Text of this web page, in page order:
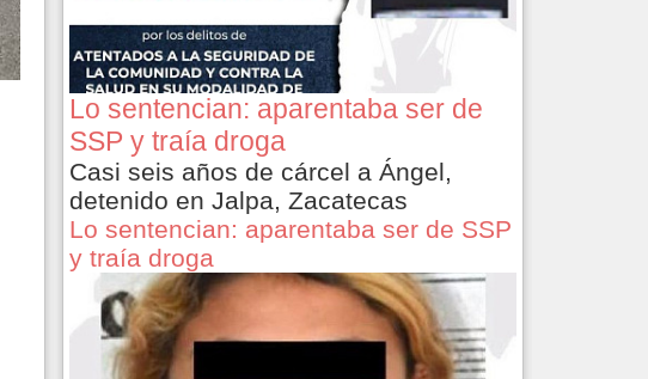
Lo sentencian: aparentaba ser de
SSP y traía droga
Casi seis años de cárcel a Ángel,
detenido en Jalpa, Zacatecas
Lo sentencian: aparentaba ser de SSP
y traía droga